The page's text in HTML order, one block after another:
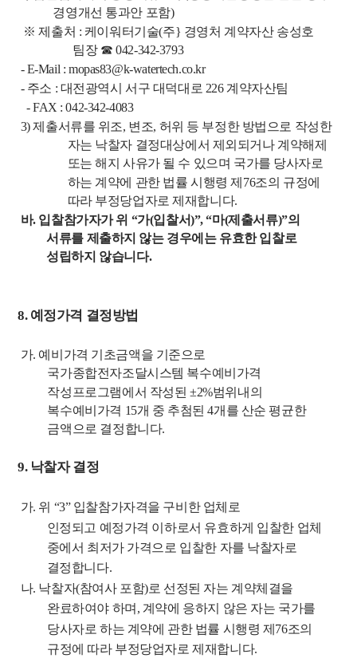
경영개선 통과안 포함)
※제출처 : 케이워터기술(주} 경영처 계약자산 송성호
팀장 ☎042-342-3793
- E-Mail : mopas83@k-watertech.co.kr
- 주소 : 대전광역시 서구 대덕대로 226 계약자산팀
- FAX : 042-342-4083
3)제출서류를 위조, 변조, 허위 등 부정한 방법으로 작성한
자는 낙찰자 결정대상에서 제외되거나 계약해제
또는 해지 사유가 될 수 있으며 국가를 당사자로
하는 계약에 관한 법률 시행령제 76조의 규정에
따라 부정당업자로 제재합니다.
바. 입찰참가자가 위 “가(입찰서)”, “마(제출서류)”의
서류를 제출하지 않는 경우에는 유효한 입찰로
성립하지 않습니다.
8. 예정가격 결정방법
가. 예비가격 기초금액을 기준으로
국가종합전자조달시스템 복수예비가격
작성프로그램에서 작성된±2%범위내의
복수예비가격 15개 중 추첨된4개를 산순 평균한
금액으로 결정합니다.
9. 낙찰자 결정
가. 위 “3” 입찰참가자격을 구비한 업체로
인정되고 예정가격 이하로서 유효하게 입찰한 업체
중에서 최저가 가격으로 입찰한 자를 낙찰자로
결정합니다.
나. 낙찰자(참여사 포함)로 선정된 자는 계약체결을
완료하여야 하며 , 계약에 응하지 않은 자는 국가를
당사자로 하는 계약에 관한 법률 시행령 제 76조의
규정에 따라 부정당업자로 제재합니다.